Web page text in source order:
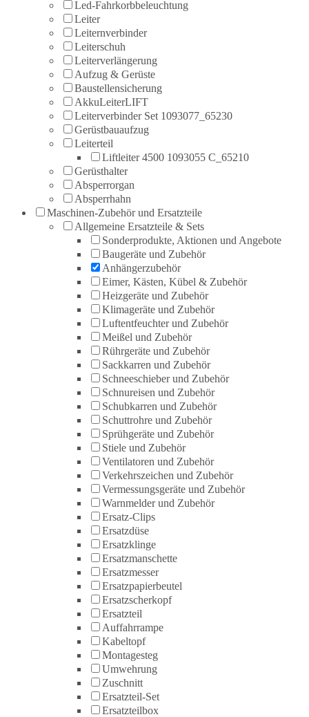
Led-Fahrkorbbeleuchtung
Leiter
Leiternverbinder
Leiterschuh
Leiterverlängerung
Aufzug & Gerüste
Baustellensicherung
AkkuLeiterLIFT
Leiterverbinder Set 1093077_65230
Gerüstbauaufzug
Leiterteil
Liftleiter 4500 1093055 C_65210
Gerüsthalter
Absperrorgan
Absperrhahn
Maschinen-Zubehör und Ersatzteile
Allgemeine Ersatzteile & Sets
Sonderprodukte, Aktionen und Angebote
Baugeräte und Zubehör
Anhängerzubehör
Eimer, Kästen, Kübel & Zubehör
Heizgeräte und Zubehör
Klimageräte und Zubehör
Luftentfeuchter und Zubehör
Meißel und Zubehör
Rührgeräte und Zubehör
Sackkarren und Zubehör
Schneeschieber und Zubehör
Schnureisen und Zubehör
Schubkarren und Zubehör
Schuttrohre und Zubehör
Sprühgeräte und Zubehör
Stiele und Zubehör
Ventilatoren und Zubehör
Verkehrszeichen und Zubehör
Vermessungsgeräte und Zubehör
Warnmelder und Zubehör
Ersatz-Clips
Ersatzdüse
Ersatzklinge
Ersatzmanschette
Ersatzmesser
Ersatzpapierbeutel
Ersatzscherkopf
Ersatzteil
Auffahrrampe
Kabeltopf
Montagesteg
Umwehrung
Zuschnitt
Ersatzteil-Set
Ersatzteilbox